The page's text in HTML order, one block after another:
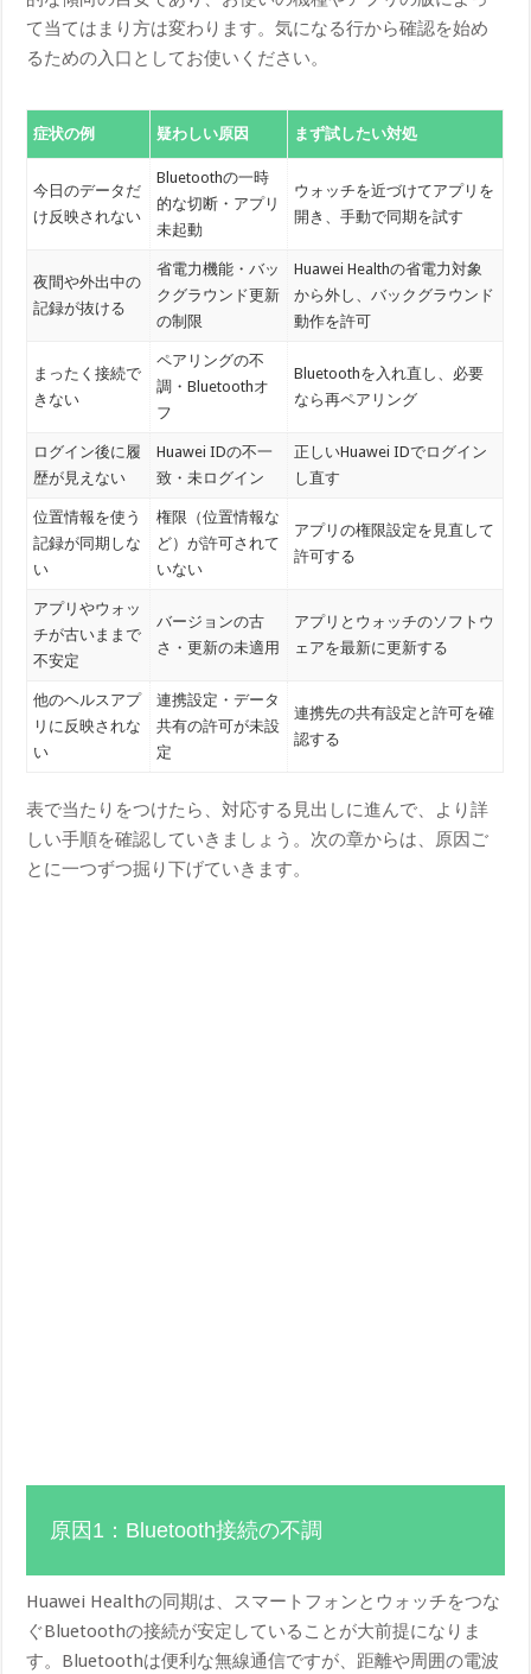
て当てはまり方は変わります。気になる行から確認を始め
るための入口としてお使いください。
症状の例 疑わしい原因 まず試したい対処
今日のデータだ
け反映されない
Bluetoothの一時
的な切断・アプリ
未起動
ウォッチを近づけてアプリを
開き、手動で同期を試す
夜間や外出中の
記録が抜ける
省電力機能・バッ
クグラウンド更新
の制限
Huawei Healthの省電力対象
から外し、バックグラウンド
動作を許可
まったく接続で
きない
ペアリングの不
調・Bluetoothオ
フ
Bluetoothを入れ直し、必要
なら再ペアリング
ログイン後に履
歴が見えない
Huawei IDの不一
致・未ログイン
正しいHuawei IDでログイン
し直す
位置情報を使う
記録が同期しな
い
権限（位置情報な
ど）が許可されて
いない
アプリの権限設定を見直して
許可する
アプリやウォッ
チが古いままで
不安定
バージョンの古
さ・更新の未適用
アプリとウォッチのソフトウ
ェアを最新に更新する
他のヘルスアプ
リに反映されな
い
連携設定・データ
共有の許可が未設
定
連携先の共有設定と許可を確
認する
表で当たりをつけたら、対応する見出しに進んで、より詳
しい手順を確認していきましょう。次の章からは、原因ご
とに一つずつ掘り下げていきます。
原因1：Bluetooth接続の不調
Huawei Healthの同期は、スマートフォンとウォッチをつな
ぐBluetoothの接続が安定していることが大前提になりま
す。Bluetoothは便利な無線通信ですが、距離や周囲の電波